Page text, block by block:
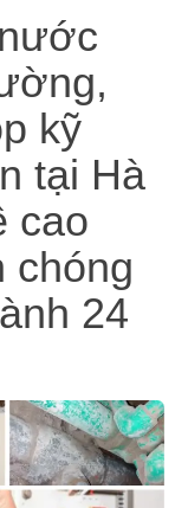
kỹ
tại Hà
cao
chóng
24